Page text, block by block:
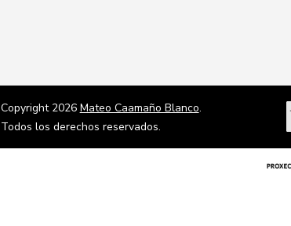
Copyright 2026 Mateo Caamaño Blanco.
Todos los derechos reservados.